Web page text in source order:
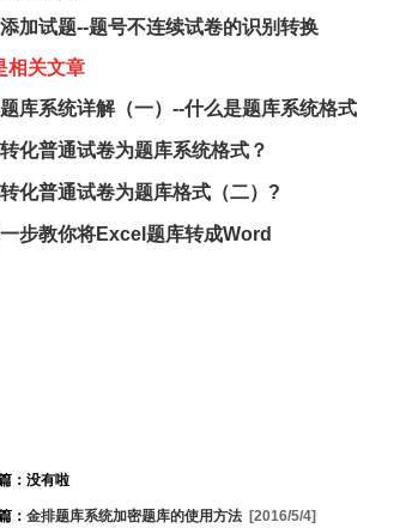
添加试题--题号不连续试卷的识别转换
相关文章
库系统详解（一）--什么是题库系统格式
化普通试卷为题库系统格式？
化普通试卷为题库格式（二）?
步教你将Excel题库转成Word
：没有啦
： 金排题库系统加密题库的使用方法 [2016/5/4]